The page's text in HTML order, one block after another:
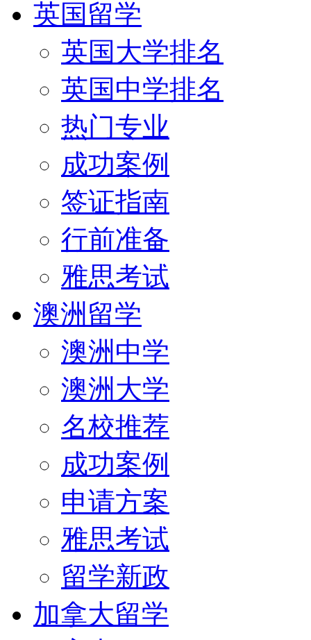
英国留学
英国大学排名
英国中学排名
热门专业
成功案例
签证指南
行前准备
雅思考试
澳洲留学
澳洲中学
澳洲大学
名校推荐
成功案例
申请方案
雅思考试
留学新政
加拿大留学